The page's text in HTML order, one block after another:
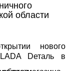
области
нового
Dеталь в